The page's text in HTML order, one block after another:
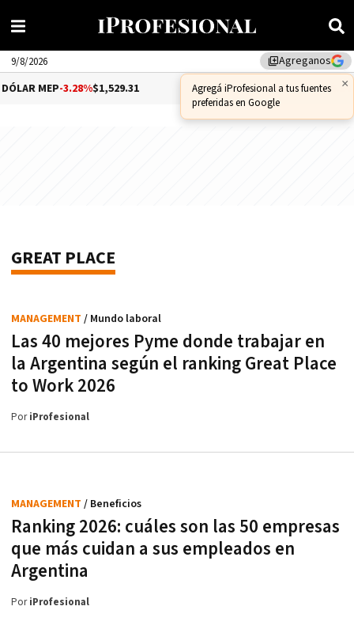
library_addAgreganos
×
Agregá iProfesional a tus fuentes
preferidas en Google
9/8/2026
MEP-3.28%$1,529.31 DÓLAR CCL-1.25%$1,556.14
GREAT PLACE
Las 40 mejores Pyme donde trabajar en
la Argentina según el ranking Great Place
to Work 2026
MANAGEMENT / Mundo laboral
PoriProfesional
Ranking 2026: cuáles son las 50 empresas
que más cuidan a sus empleados en
Argentina
MANAGEMENT / Beneficios
PoriProfesional